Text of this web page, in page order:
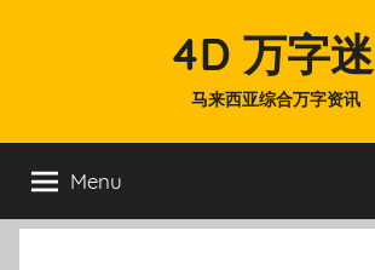
4D 万字迷
马来西亚综合万字资讯
Menu